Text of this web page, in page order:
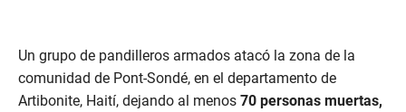
Un grupo de pandilleros armados atacó la zona de la
comunidad de Pont-Sondé, en el departamento de
Artibonite, Haití, dejando al menos 70 personas muertas,